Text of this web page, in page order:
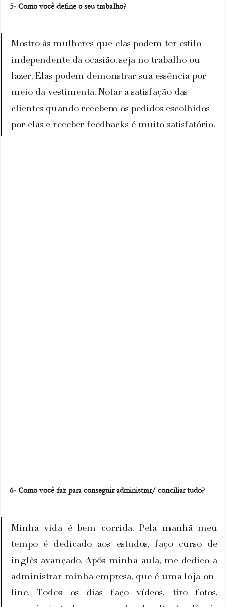
5- Como você define o seu trabalho?
Mostro às mulheres que elas podem ter estilo
independente da ocasião, seja no trabalho ou
lazer. Elas podem demonstrar sua essência por
meio da vestimenta. Notar a satisfação das
clientes quando recebem os pedidos escolhidos
por elas e receber feedbacks é muito satisfatório.
6- Como você faz para conseguir administrar/ conciliar tudo?
Minha vida é bem corrida. Pela manhã meu
tempo é dedicado aos estudos, faço curso de
inglês avançado. Após minha aula, me dedico a
administrar minha empresa, que é uma loja on-
line. Todos os dias faço vídeos, tiro fotos,